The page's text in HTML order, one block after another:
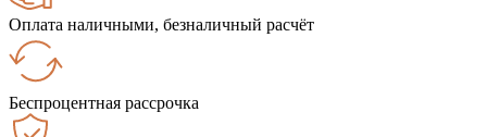
Оплата наличными, безналичный расчёт
Беспроцентная рассрочка